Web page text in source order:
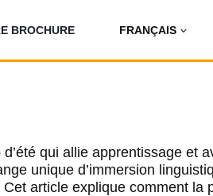
BROCHURE FRANÇAIS
qui allie apprentissage et
unique d’immersion
article explique comment la